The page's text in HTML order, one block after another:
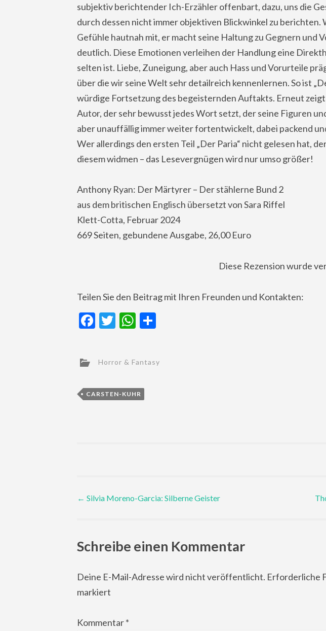
subjektiv berichtender Ich-Erzähler offenbart, dazu, uns die
durch dessen nicht immer objektiven Blickwinkel zu berichten.
Gefühle hautnah mit, er macht seine Haltung zu Gegnern und
deutlich. Diese Emotionen verleihen der Handlung eine
selten ist. Liebe, Zuneigung, aber auch Hass und Vorurteile
über die wir seine Welt sehr detailreich kennenlernen. So ist
würdige Fortsetzung des begeisternden Auftakts. Erneut zeigt
Autor, der sehr bewusst jedes Wort setzt, der seine Figuren
aber unauffällig immer weiter fortentwickelt, dabei packend
Wer allerdings den ersten Teil „Der Paria“ nicht gelesen hat,
diesem widmen – das Lesevergnügen wird nur umso größer!
Anthony Ryan: Der Märtyrer – Der stählerne Bund 2
aus dem britischen Englisch übersetzt von Sara Riffel
Klett-Cotta, Februar 2024
669 Seiten, gebundene Ausgabe, 26,00 Euro
Diese Rezension wurde
Teilen Sie den Beitrag mit Ihren Freunden und Kontakten:
Facebook
TwitterWhatsApp
Horror & Fantasy
CARSTEN-KUHR
Post
← Silvia Moreno-Garcia: Silberne Geister
Schreibe einen Kommentar
Deine E-Mail-Adresse wird nicht veröffentlicht. Erforderliche
markiert
Kommentar*